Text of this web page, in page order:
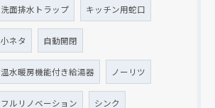
洗面排水トラップ キッチン用蛇口
小ネタ 自動開閉
温水暖房機能付き給湯器 ノーリツ
フルリノベーション シンク